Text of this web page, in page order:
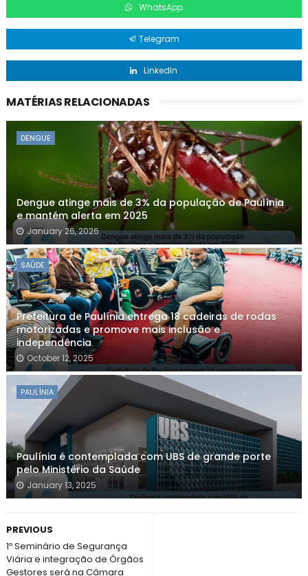
WhatsApp
Telegram
LinkedIn
MATÉRIAS RELACIONADAS
DENGUE
Dengue atinge mais de 3% da população de Paulínia
e mantém alerta em 2025
January 26, 2026
SAÚDE
Prefeitura de Paulínia entrega 18 cadeiras de rodas
motorizadas e promove mais inclusão e
independência
October 12, 2025
PAULÍNIA
Paulínia é contemplada com UBS de grande porte
pelo Ministério da Saúde
January 13, 2025
PREVIOUS
1º Seminário de Segurança
Viária e integração de Órgãos
Gestores será na Câmara